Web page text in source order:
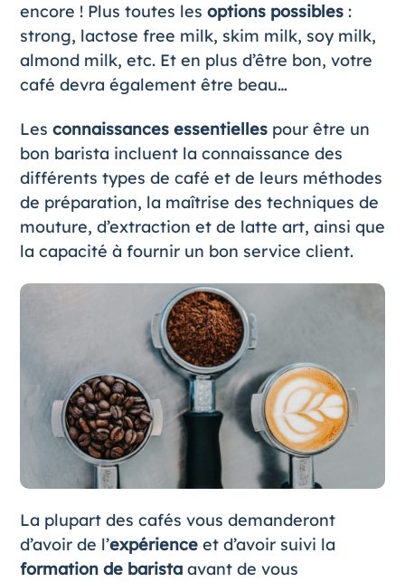
encore ! Plus toutes les options possibles:
strong, lactose free milk, skim milk, soy milk,
almond milk, etc. Et en plus d’être bon, votre
café devra également être beau…
Les connaissances essentiellespour être un
bon barista incluent la connaissance des
différents types de café et de leurs méthodes
de préparation, la maîtrise des techniques de
mouture, d’extraction et de latte art, ainsi que
la capacité à fournir un bon service client.
La plupart des cafés vous demanderont
d’avoir de l’expérienceet d’avoir suivi la
formation de baristaavant de vous